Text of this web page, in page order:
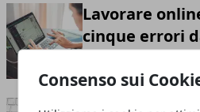
Consenso sui
Lavorare
cinque errori